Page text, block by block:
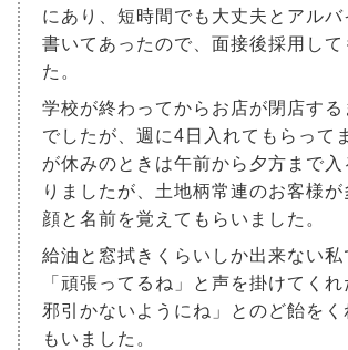
にあり、短時間でも大丈夫とアルバ
書いてあったので、面接後採用して
た。
学校が終わってからお店が閉店する
でしたが、週に4日入れてもらって
が休みのときは午前から夕方まで入
りましたが、土地柄常連のお客様が
顔と名前を覚えてもらいました。
給油と窓拭きくらいしか出来ない私
「頑張ってるね」と声を掛けてく
邪引かないようにね」とのど飴をく
もいました。